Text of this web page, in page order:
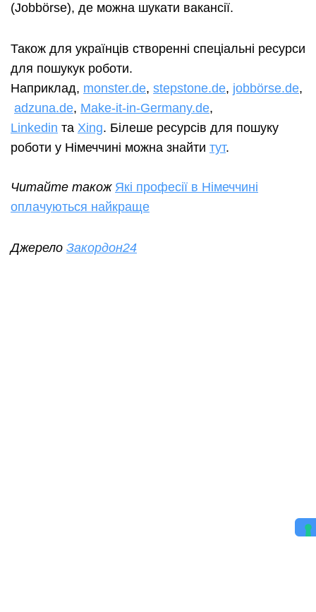
(Jobbörse), де можна шукати вакансії.
Також для українців створенні спеціальні ресурси
для пошукук роботи.
Наприклад, monster.de, stepstone.de, jobbörse.de,
adzuna.de, Make-it-in-Germany.de,
Linkedin та Xing. Білеше ресурсів для пошуку
роботи у Німеччині можна знайти тут.
Читайте також Які професії в Німеччині
оплачуються найкраще
Джерело Закордон24